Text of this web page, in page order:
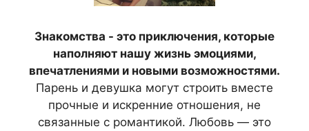
Знакомства - это приключения, которые
наполняют нашу жизнь эмоциями,
впечатлениями и новыми возможностями.
Парень и девушка могут строить вместе
прочные и искренние отношения, не
связанные с романтикой. Любовь — это